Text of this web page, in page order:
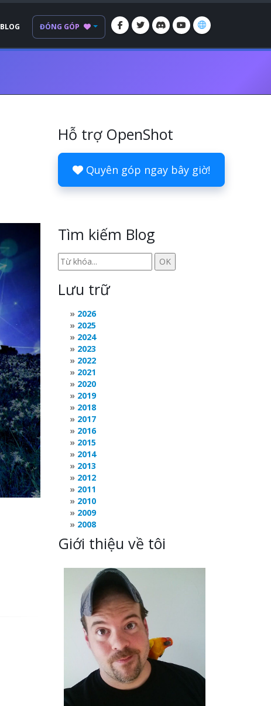
BLOG ĐÓNG GÓP
Hỗ trợ OpenShot
Quyên góp ngay bây giờ!
Tìm kiếm Blog
Lưu trữ
2026
2025
2024
2023
2022
2021
2020
2019
2018
2017
2016
2015
2014
2013
2012
2011
2010
2009
2008
Giới thiệu về tôi